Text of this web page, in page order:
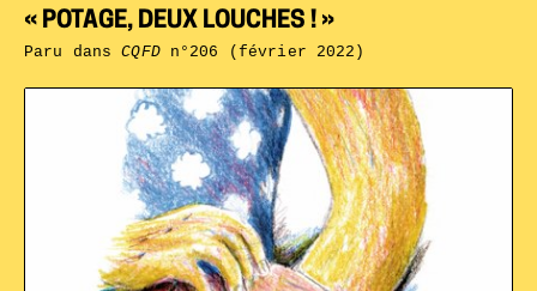
« POTAGE, DEUX LOUCHES ! »
Paru dansCQFDn°206 (février 2022)